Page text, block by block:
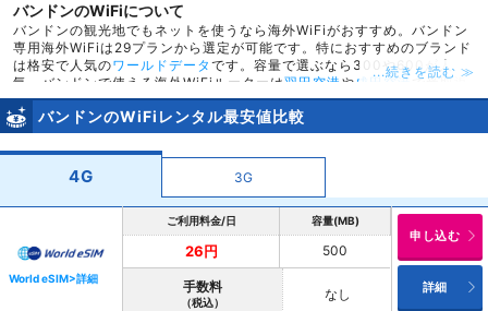
バンドンのWiFiについて
バンドンの観光地でもネットを使うなら海外WiFiがおすすめ。バンドン
専用海外WiFiは29プランから選定が可能です。特におすすめのブランド
は格安で人気のワールドデータ です。容量で選ぶなら300や600が人
気。バンドンで使える海外WiFiルーターは羽田空港 や 成田空港 で受取返
却が可能です。羽田空港の海外wifi受取カウンターでは飛行機の時間が
早朝や深夜の方でも安心の深夜早朝営業です。スカイチケットではバン
ドンで使える海外WiFiを特別価格でご提供。最安値が26円と他社ではで
きないキャンペーン価格でレンタルができます。
...続きを読む ≫
バンドンのWiFiレンタル最安値比較
4G 3G
World eSIM>詳細
ご利用料金/日 容量(MB)
26円 500
手数料
（税込） なし
申し込む
詳細